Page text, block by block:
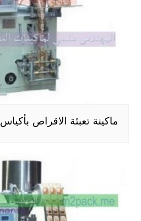
ماكينة تعبئة الاقراص بأكياس